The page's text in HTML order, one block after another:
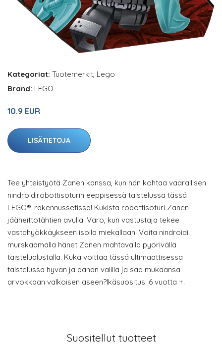
Kategoriat: Tuotemerkit, Lego
Brand: LEGO
10.9 EUR
LISÄTIETOJA
Tee yhteistyötä Zanen kanssa, kun hän kohtaa vaarallisen
nindroidirobottisoturin eeppisessä taistelussa tässä
LEGO®-rakennussetissä! Kukista robottisoturi Zanen
jääheittotähtien avulla. Varo, kun vastustaja tekee
vastahyökkäykseen isolla miekallaan! Voita nindroidi
murskaamalla hänet Zanen mahtavalla pyörivällä
taistelualustalla. Kuka voittaa tässä ultimaattisessa
taistelussa hyvän ja pahan välillä ja saa mukaansa
arvokkaan valkoisen aseen?Ikäsuositus: 6 vuotta +.
Suositellut tuotteet